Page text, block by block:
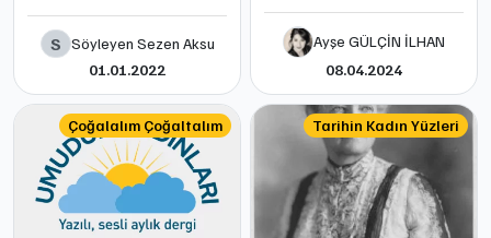
S Söyleyen Sezen Aksu
01.01.2022
Ayşe GÜLÇİN İLHAN
08.04.2024
Çoğalalım Çoğaltalım Tarihin Kadın Yüzleri